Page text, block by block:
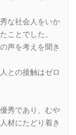
な社会人をいか
ことでした。
声を考えを聞き
との接触はゼロ
秀であり、むや
材にたどり着き